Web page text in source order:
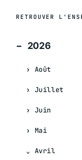
RETROUVER
2026
Août
Juillet
Juin
Mai
Avril